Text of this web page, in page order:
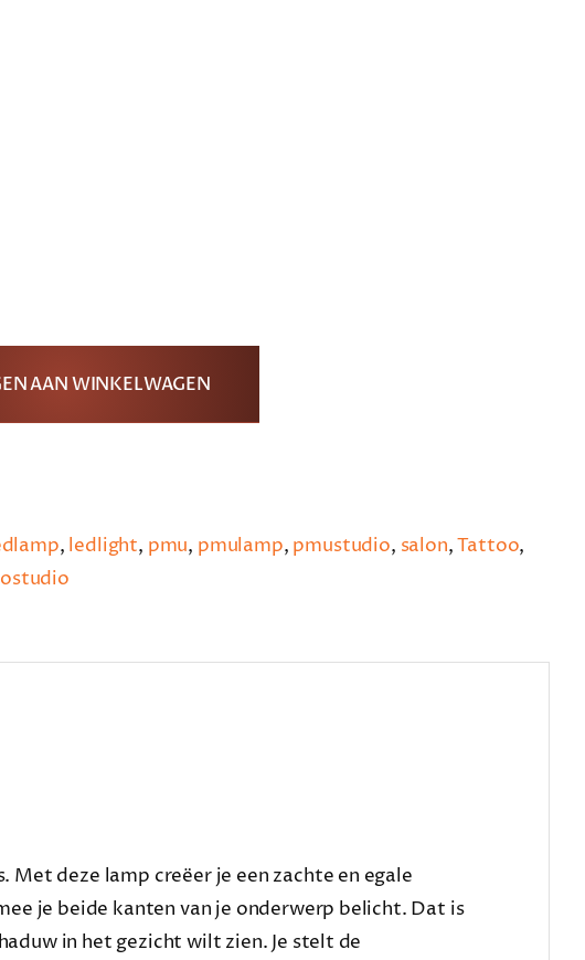
AAN WINKELWAGEN
, ledlight, pmu, pmulamp, pmustudio, salon,Tattoo,
deze lamp creëer je een zachte en egale
je beide kanten van je onderwerp belicht. Dat is
in het gezicht wilt zien. Je stelt de